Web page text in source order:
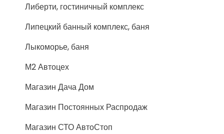
Либерти, гостиничный комплекс
Липецкий банный комплекс, баня
Лыкоморье, баня
М2 Автоцех
Магазин Дача Дом
Магазин Постоянных Распродаж
Магазин СТО АвтоСтоп